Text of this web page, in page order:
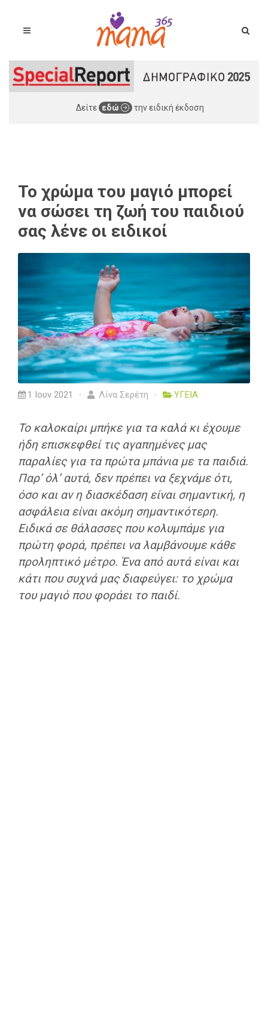
Δείτε εδώ την ειδική έκδοση
Το χρώμα του μαγιό μπορεί
να σώσει τη ζωή του παιδιού
σας λένε οι ειδικοί
1 Ιουν 2021 Λίνα Σερέτη ΥΓΕΙΑ
Το καλοκαίρι μπήκε για τα καλά κι έχουμε
ήδη επισκεφθεί τις αγαπημένες μας
παραλίες για τα πρώτα μπάνια με τα παιδιά.
Παρ’ όλ’ αυτά, δεν πρέπει να ξεχνάμε ότι,
όσο και αν η διασκέδαση είναι σημαντική, η
ασφάλεια είναι ακόμη σημαντικότερη.
Ειδικά σε θάλασσες που κολυμπάμε για
πρώτη φορά, πρέπει να λαμβάνουμε κάθε
προληπτικό μέτρο. Ένα από αυτά είναι και
κάτι που συχνά μας διαφεύγει: το χρώμα
του μαγιό που φοράει το παιδί.